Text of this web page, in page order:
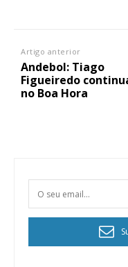
Artigo anterior
Andebol: Tiago
Figueiredo
no Boa Hora